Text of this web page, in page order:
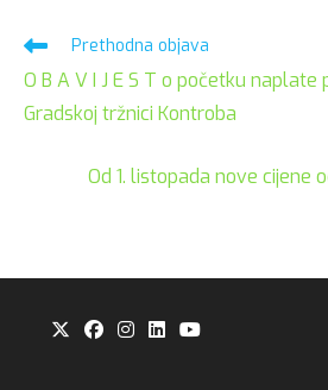
Pročitaj
članaka
Prethodna objava
O B A V I J E S T o početku naplate
Gradskoj tržnici Kontroba
Od 1. listopada nove cijene